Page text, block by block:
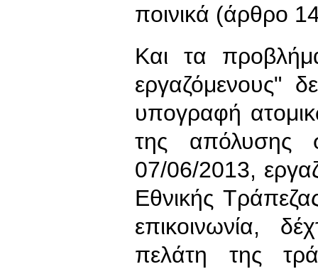
ποινικά (άρθρο
Και τα
εργαζόμενους"
υπογραφή
της απόλυσης
07/06/2013,
Εθνικής
επικοινωνία,
πελάτη της